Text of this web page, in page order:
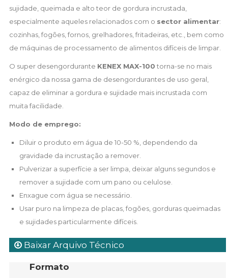
sujidade, queimada e alto teor de gordura incrustada,
especialmente aqueles relacionados com o sector alimentar:
cozinhas, fogões, fornos, grelhadores, fritadeiras, etc., bem como
de máquinas de processamento de alimentos difíceis de limpar.
O super desengordurante KENEX MAX-100 torna-se no mais
enérgico da nossa gama de desengordurantes de uso geral,
capaz de eliminar a gordura e sujidade mais incrustada com
muita facilidade.
Modo de emprego:
Diluir o produto em água de 10-50 %, dependendo da
gravidade da incrustação a remover.
Pulverizar a superfície a ser limpa, deixar alguns segundos e
remover a sujidade com um pano ou celulose.
Enxague com água se necessário.
Usar puro na limpeza de placas, fogões, gorduras queimadas
e sujidades particularmente difíceis.
Baixar Arquivo Técnico
Formato